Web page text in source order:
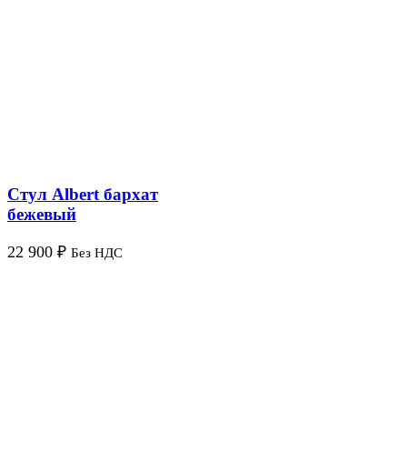
Стул Albert бархат
бежевый
22 900 ₽ Без НДС